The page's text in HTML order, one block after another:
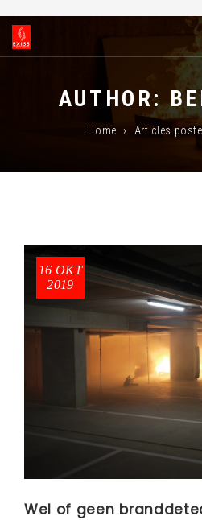
AUTHOR:
Home › Articles
16 OKT
2019
Wel of geen